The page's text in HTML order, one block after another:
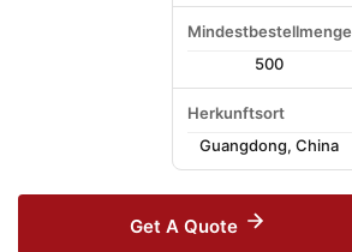
Mindestbestellmenge
500
Herkunftsort
Guangdong, China
Get A Quote